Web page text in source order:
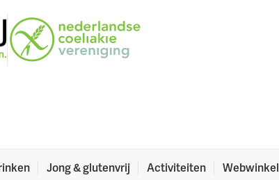
Jong & glutenvrij Activiteiten Webwinkel
glutenvrij leven.